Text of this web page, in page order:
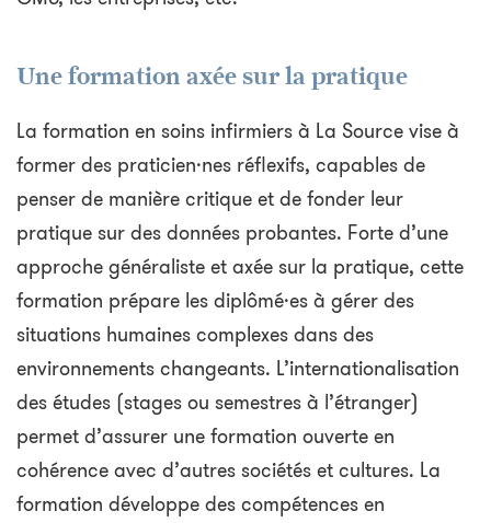
Une formation axée sur la pratique
La formation en soins infirmiers à La Source vise à
former des praticien·nes réflexifs, capables de
penser de manière critique et de fonder leur
pratique sur des données probantes. Forte d’une
approche généraliste et axée sur la pratique, cette
formation prépare les diplômé·es à gérer des
situations humaines complexes dans des
environnements changeants. L’internationalisation
des études (stages ou semestres à l’étranger)
permet d’assurer une formation ouverte en
cohérence avec d’autres sociétés et cultures. La
formation développe des compétences en